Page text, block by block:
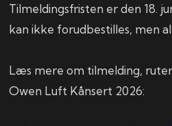
Tilmeldingsfristen er den 18.
kan ikke forudbestilles, men
Læs mere om tilmelding,
Owen Luft Kånsert 2026: